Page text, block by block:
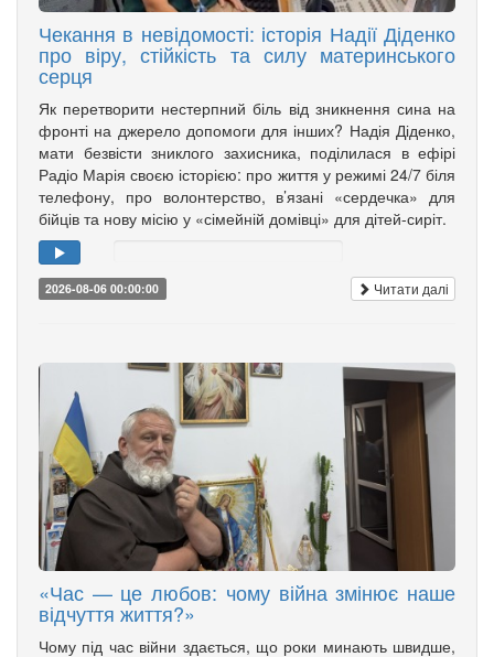
Чекання в невідомості: історія Надії Діденко
про віру, стійкість та силу материнського
серця
Як перетворити нестерпний біль від зникнення сина на
фронті на джерело допомоги для інших? Надія Діденко,
мати безвісти зниклого захисника, поділилася в ефірі
Радіо Марія своєю історією: про життя у режимі 24/7 біля
телефону, про волонтерство, в’язані «сердечка» для
бійців та нову місію у «сімейній домівці» для дітей-сиріт.
2026-08-06 00:00:00 Читати далі
«Час — це любов: чому війна змінює наше
відчуття життя?»
Чому під час війни здається, що роки минають швидше,